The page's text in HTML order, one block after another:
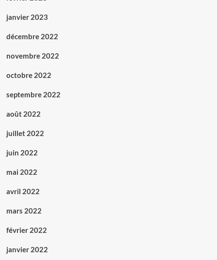
janvier 2023
décembre 2022
novembre 2022
octobre 2022
septembre 2022
août 2022
juillet 2022
juin 2022
mai 2022
avril 2022
mars 2022
février 2022
janvier 2022